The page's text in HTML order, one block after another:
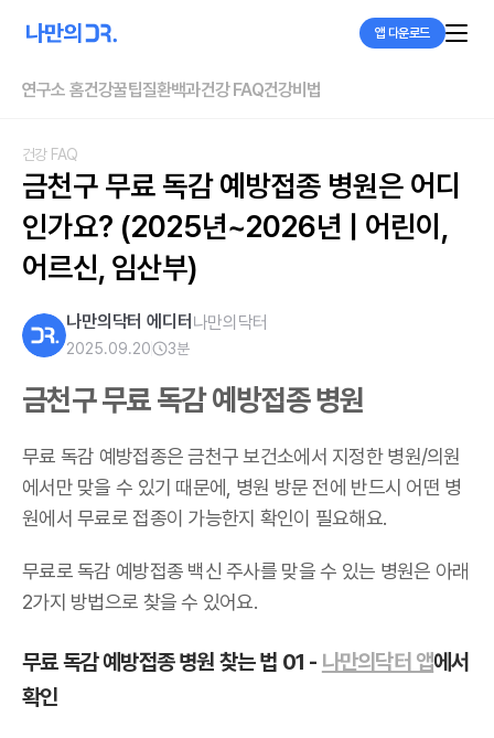
앱 다운로드
연구소 홈건강꿀팁질환백과건강 FAQ건강비법
건강 FAQ
금천구 무료 독감 예방접종 병원은 어디
인가요? (2025년~2026년 | 어린이,
어르신, 임산부)
나만의닥터 에디터 나만의닥터
2025.09.20 3분
금천구 무료 독감 예방접종 병원
무료 독감 예방접종은 금천구 보건소에서 지정한 병원/의원
에서만 맞을 수 있기 때문에, 병원 방문 전에 반드시 어떤 병
원에서 무료로 접종이 가능한지 확인이 필요해요.
무료로 독감 예방접종 백신 주사를 맞을 수 있는 병원은 아래
2가지 방법으로 찾을 수 있어요.
무료 독감 예방접종 병원 찾는 법 01 - 나만의닥터 앱에서
확인